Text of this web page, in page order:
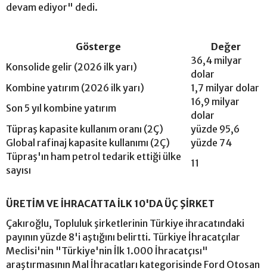
devam ediyor" dedi.
Gösterge
Değer
Konsolide gelir (2026 ilk yarı)
36,4 milyar
dolar
Kombine yatırım (2026 ilk yarı)
1,7 milyar dolar
Son 5 yıl kombine yatırım
16,9 milyar
dolar
Tüpraş kapasite kullanım oranı (2Ç)
yüzde 95,6
Global rafinaj kapasite kullanımı (2Ç)
yüzde 74
Tüpraş'ın ham petrol tedarik ettiği ülke
sayısı
11
ÜRETİM VE İHRACATTA İLK 10'DA ÜÇ ŞİRKET
Çakıroğlu, Topluluk şirketlerinin Türkiye ihracatındaki
payının yüzde 8'i aştığını belirtti. Türkiye İhracatçılar
Meclisi'nin "Türkiye'nin İlk 1.000 İhracatçısı"
araştırmasının Mal İhracatları kategorisinde Ford Otosan